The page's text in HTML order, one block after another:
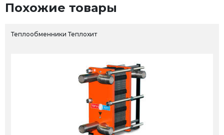
Похожие товары
Теплообменники Теплохит